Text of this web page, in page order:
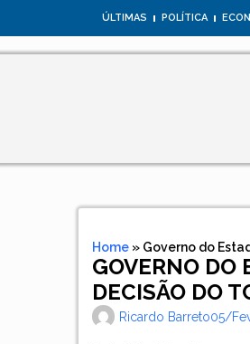
ÚLTIMAS POLÍTICA
Home » Governo do
GOVERNO DO
DECISÃO DO
Ricardo Barreto05/